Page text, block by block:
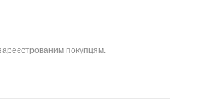
покупцям.